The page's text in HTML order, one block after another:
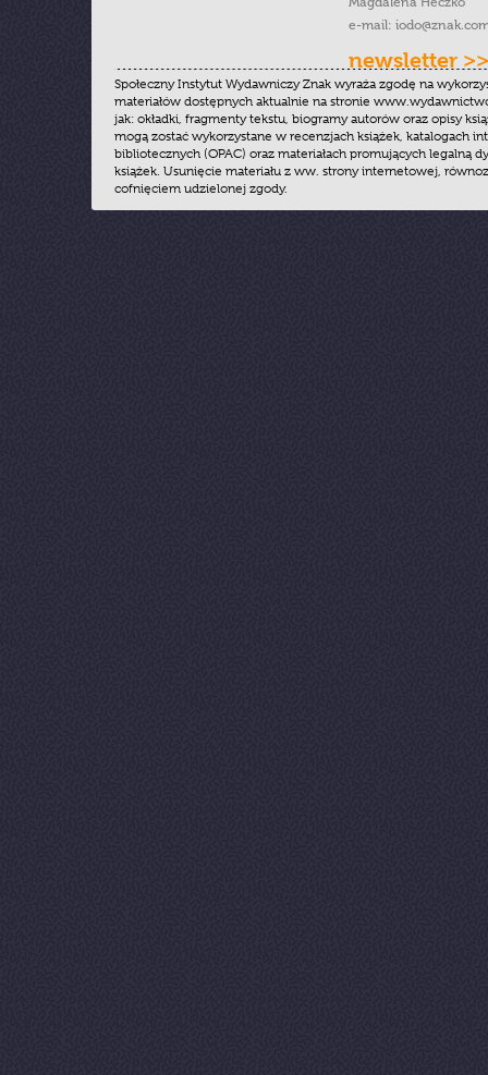
e-mail:
newsletter >>
Społeczny Instytut Wydawniczy Znak wyraża zgodę na
materiałów dostępnych aktualnie na stronie
jak: okładki, fragmenty tekstu, biogramy autorów oraz opisy
mogą zostać wykorzystane w recenzjach książek, katalogach
bibliotecznych (OPAC) oraz materiałach promujących legalną
książek. Usunięcie materiału z ww. strony internetowej,
cofnięciem udzielonej zgody.